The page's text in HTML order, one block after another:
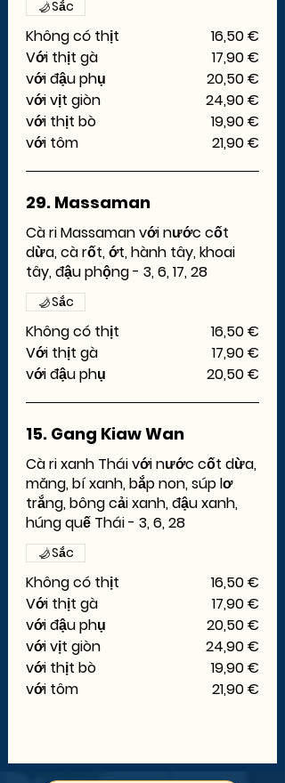
Không có thịt
16,50 €
Với thịt gà
17,90 €
với đậu phụ
20,50 €
với vịt giòn
24,90 €
với thịt bò
19,90 €
với tôm
21,90 €
Sắc
29. Massaman
Cà ri Massaman với nước cốt
dừa, cà rốt, ớt, hành tây, khoai
tây, đậu phộng - 3, 6, 17, 28
Không có thịt
16,50 €
Với thịt gà
17,90 €
với đậu phụ
20,50 €
Sắc
15. Gang Kiaw Wan
Cà ri xanh Thái với nước cốt dừa,
măng, bí xanh, bắp non, súp lơ
trắng, bông cải xanh, đậu xanh,
húng quế Thái - 3, 6, 28
Không có thịt
16,50 €
Với thịt gà
17,90 €
với đậu phụ
20,50 €
với vịt giòn
24,90 €
với thịt bò
19,90 €
với tôm
21,90 €
Sắc